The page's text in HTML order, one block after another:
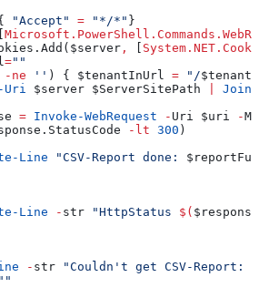
"Accept" = "*/*" }
( $server ,
=""
-ne '' ) { $tenantInUrl = "/$tenant
Uri $server $ServerSitePath
= Invoke-WebRequest - Uri $uri -
.StatusCode -lt 300 )
Line
"CSV-Report done:
Line
- str "HttpStatus $( $response
- str "Couldn't get CSV-Report: